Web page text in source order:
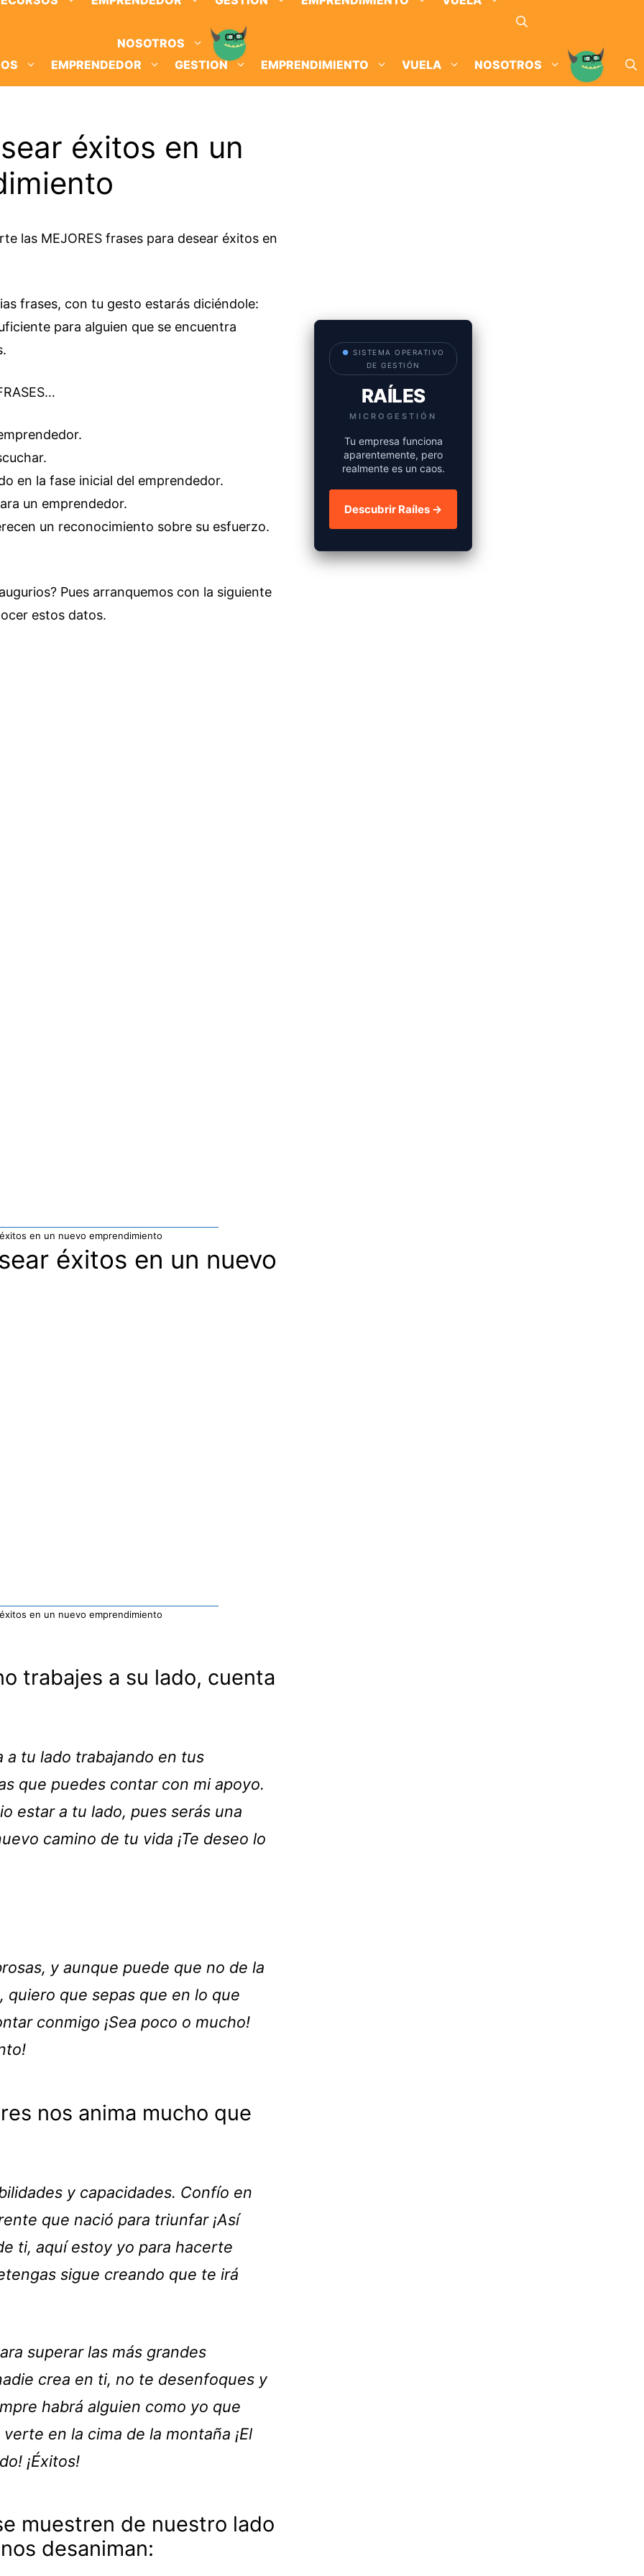
NOSOTROS
EMPRENDEDOR GESTION EMPRENDIMIENTO VUELA NOSOTROS
éxitos en un
las MEJORES frases para desear éxitos en
frases, con tu gesto estarás diciéndole:
para alguien que se encuentra
en la fase inicial del emprendedor.
un emprendedor.
un reconocimiento sobre su esfuerzo.
Pues arranquemos con la siguiente
estos datos.
en un nuevo emprendimiento
éxitos en un nuevo
en un nuevo emprendimiento
trabajes a su lado, cuenta
tu lado trabajando en tus
que puedes contar con mi apoyo.
estar a tu lado, pues serás una
camino de tu vida ¡Te deseo lo
y aunque puede que no de la
quiero que sepas que en lo que
conmigo ¡Sea poco o mucho!
nos anima mucho que
y capacidades. Confío en
que nació para triunfar ¡Así
ti, aquí estoy yo para hacerte
sigue creando que te irá
superar las más grandes
crea en ti, no te desenfoques y
habrá alguien como yo que
en la cima de la montaña ¡El
¡Éxitos!
muestren de nuestro lado
desaniman:
● SISTEMA OPERATIVO
DE GESTIÓN
RAÍLES
MICROGESTIÓN
Tu empresa funciona
aparentemente, pero
realmente es un caos.
Descubrir Raíles →